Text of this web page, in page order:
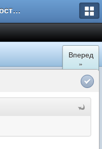
Форум Новостройки
Вперед
»